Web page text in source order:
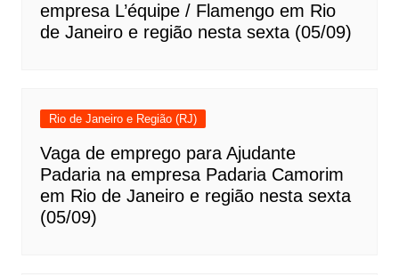
empresa L’équipe / Flamengo em Rio
de Janeiro e região nesta sexta (05/09)
Rio de Janeiro e Região (RJ)
Vaga de emprego para Ajudante
Padaria na empresa Padaria Camorim
em Rio de Janeiro e região nesta sexta
(05/09)